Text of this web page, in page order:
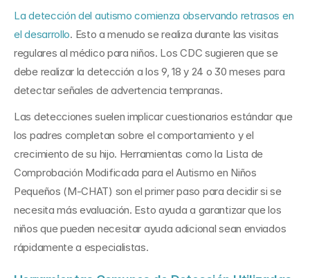
La detección del autismo comienza observando retrasos en
el desarrollo. Esto a menudo se realiza durante las visitas
regulares al médico para niños. Los CDC sugieren que se
debe realizar la detección a los 9, 18 y 24 o 30 meses para
detectar señales de advertencia tempranas.
Las detecciones suelen implicar cuestionarios estándar que
los padres completan sobre el comportamiento y el
crecimiento de su hijo. Herramientas como la Lista de
Comprobación Modificada para el Autismo en Niños
Pequeños (M-CHAT) son el primer paso para decidir si se
necesita más evaluación. Esto ayuda a garantizar que los
niños que pueden necesitar ayuda adicional sean enviados
rápidamente a especialistas.